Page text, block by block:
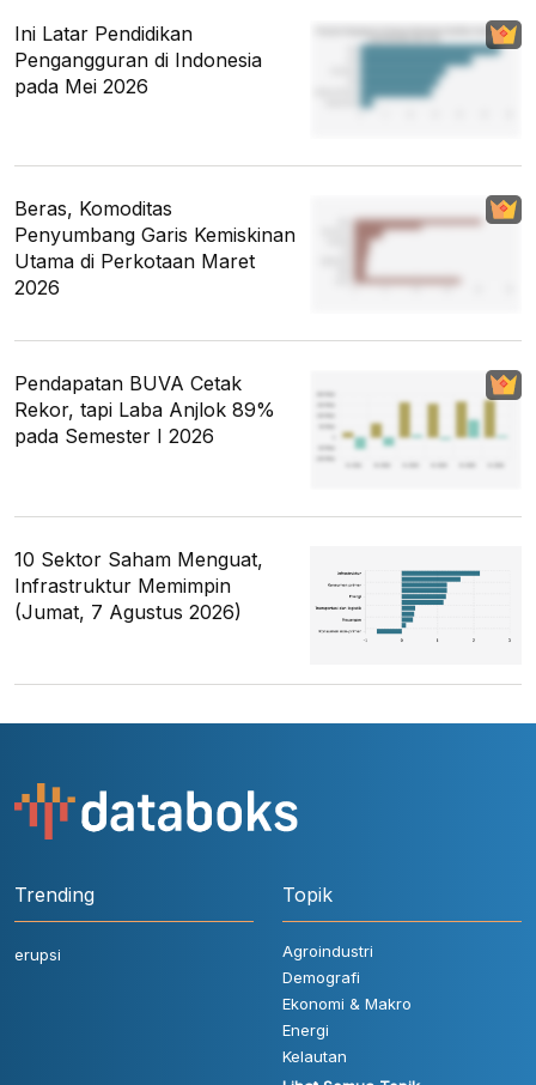
Ini Latar Pendidikan
Pengangguran di Indonesia
pada Mei 2026
Beras, Komoditas
Penyumbang Garis Kemiskinan
Utama di Perkotaan Maret
2026
Pendapatan BUVA Cetak
Rekor, tapi Laba Anjlok 89%
pada Semester I 2026
10 Sektor Saham Menguat,
Infrastruktur Memimpin
(Jumat, 7 Agustus 2026)
Trending
erupsi
Topik
Agroindustri
Demografi
Ekonomi & Makro
Energi
Kelautan